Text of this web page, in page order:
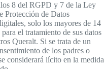
8 del RGPD y 7 de la Ley
Protección de Datos
solo los mayores de 14
el tratamiento de sus datos
Queralt. Si se trata de un
de los padres o
considerará lícito en la medida